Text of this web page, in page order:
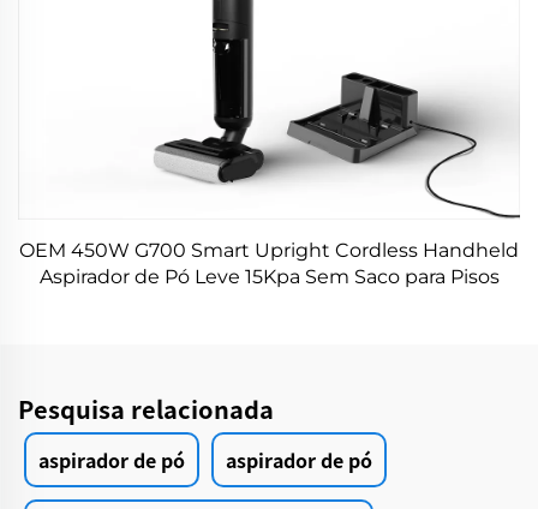
OEM 450W G700 Smart Upright Cordless Handheld
Aspirador de Pó Leve 15Kpa Sem Saco para Pisos
Pesquisa relacionada
aspirador de pó aspirador de pó